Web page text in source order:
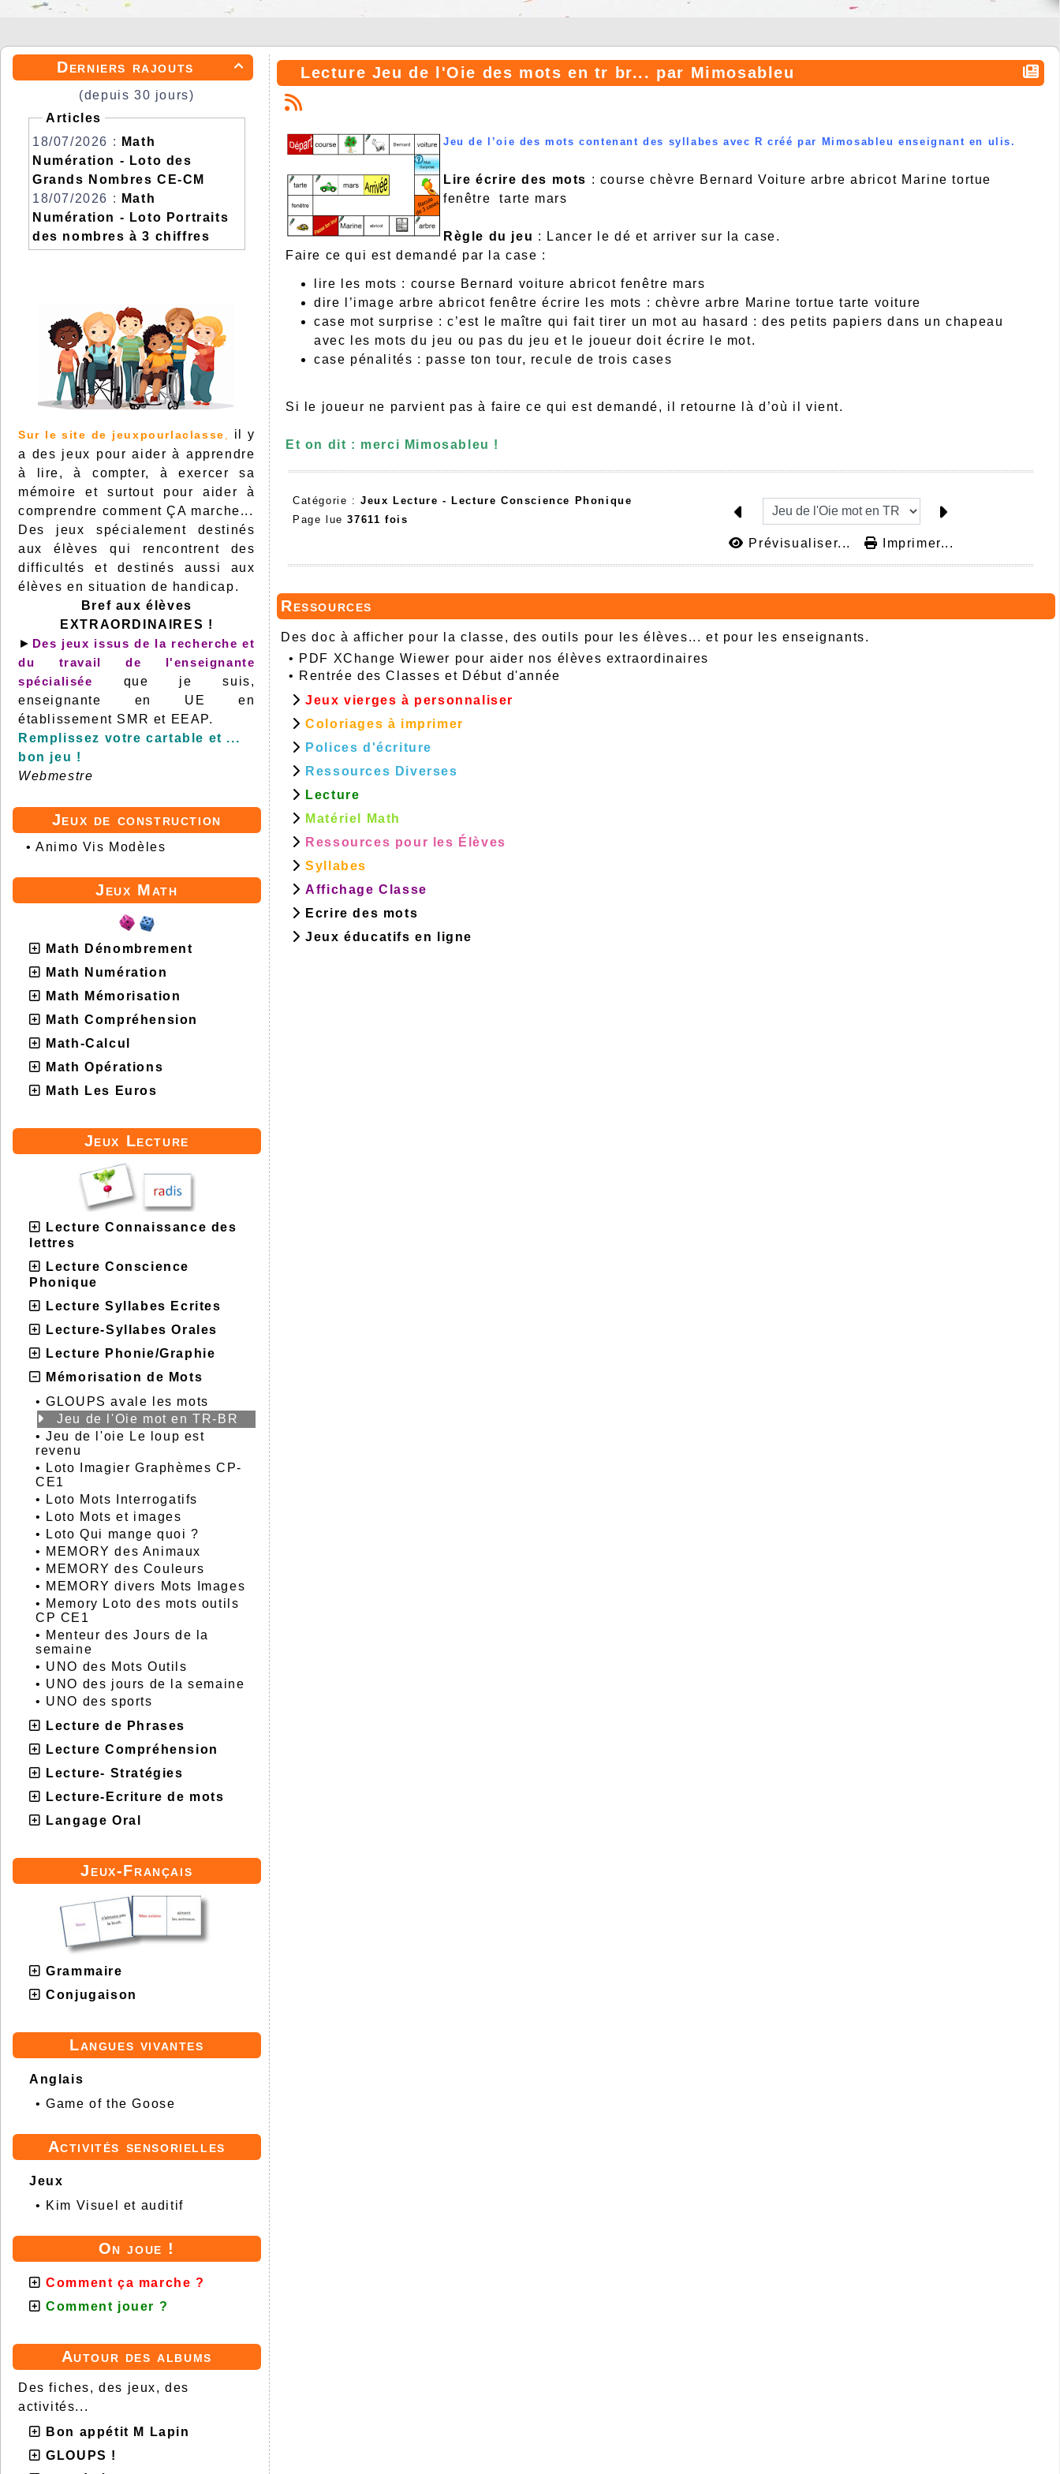

Derniers rajouts
(depuis 30 jours)
Articles
18/07/2026 :
Math
Numération - Loto des
Grands Nombres CE-CM
18/07/2026 :
Math
Numération - Loto Portraits
des nombres à 3 chiffres
Sur le site de jeuxpourlaclasse
il y
a des jeux pour aider à apprendre
à lire, à compter, à exercer sa
mémoire et surtout pour aider à
comprendre comment ÇA marche...
Des jeux spécialement destinés
aux élèves qui rencontrent des
difficultés et destinés aussi aux
élèves en situation de handicap.
Bref aux élèves
EXTRAORDINAIRES !
► Des jeux issus de la recherche et
du travail de l'enseignante
spécialisée que je suis,
enseignante en UE en
établissement SMR et EEAP.
Remplissez votre cartable et ...
bon jeu !
Webmestre
Jeux de construction
•Animo Vis Modèles
Jeux Math
Math Dénombrement
Math Numération
Math Mémorisation
Math Compréhension
Math-Calcul
Math Opérations
Math Les Euros
Jeux Lecture
Lecture Connaissance des
lettres
Lecture Conscience
Phonique
Lecture Syllabes Ecrites
Lecture-Syllabes Orales
Lecture Phonie/Graphie
Mémorisation de Mots
•GLOUPS avale les mots
Jeu de l'Oie mot en TR-BR
•Jeu de l'oie Le loup est
revenu
•
Loto Imagier Graphèmes CP-
CE1
•
Loto Mots Interrogatifs
•
Loto Mots et images
•
Loto Qui mange quoi ?
• MEMORY des Animaux
• MEMORY des Couleurs
• MEMORY divers Mots Images
• Memory Loto des mots outils
CP CE1
• Menteur des Jours de la
semaine
• UNO des Mots Outils
• UNO des jours de la semaine
• UNO des sports
Lecture de Phrases
Lecture Compréhension
Lecture- Stratégies
Lecture-Ecriture de mots
Langage Oral
Jeux-Français
Grammaire
Conjugaison
Langues vivantes
Anglais
•Game of the Goose
Activités sensorielles
Jeux
• Kim Visuel et auditif
On joue !
Comment ça marche ?
Comment jouer ?
Autour des albums
Des fiches, des jeux, des
activités...
Bon appétit M Lapin
GLOUPS !
Lecture Jeu de l'Oie des mots en tr br... par Mimosableu
Jeu de l’oie des mots contenant des syllabes avec R créé par Mimosableu enseignant en ulis.
Lire écrire des mots : course chèvre Bernard Voiture arbre abricot Marine tortue
fenêtre tarte mars
Règle du jeu : Lancer le dé et arriver sur la case.
Faire ce qui est demandé par la case :
lire les mots : course Bernard voiture abricot fenêtre mars
dire l’image arbre abricot fenêtre écrire les mots : chèvre arbre Marine tortue tarte voiture
case mot surprise : c’est le maître qui fait tirer un mot au hasard : des petits papiers dans un chapeau
avec les mots du jeu ou pas du jeu et le joueur doit écrire le mot.
case pénalités : passe ton tour, recule de trois cases
Si le joueur ne parvient pas à faire ce qui est demandé, il retourne là d’où il vient.
Et on dit : merci Mimosableu !
Catégorie :Jeux Lecture - Lecture Conscience Phonique
Page lue37611 fois
Prévisualiser... Imprimer...
Ressources
Des doc à afficher pour la classe, des outils pour les élèves... et pour les enseignants.
• PDF XChange Wiewer pour aider nos élèves extraordinaires
• Rentrée des Classes et Début d'année
Jeux vierges à personnaliser
Coloriages à imprimer
Polices d'écriture
Ressources Diverses
Lecture
Matériel Math
Ressources pour les Élèves
Syllabes
Affichage Classe
Ecrire des mots
Jeux éducatifs en ligne